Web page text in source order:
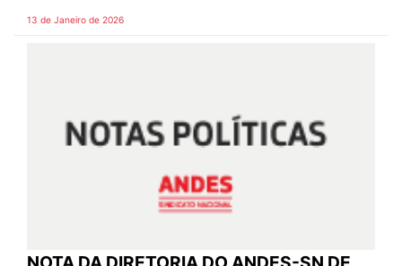
13 de Janeiro de 2026